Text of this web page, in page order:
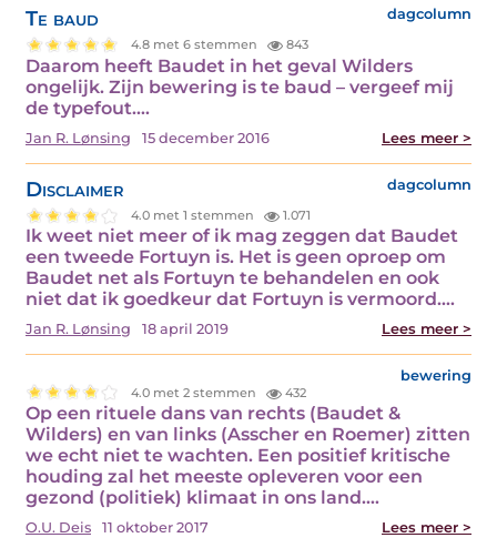
Te baud dagcolumn
4.8 met 6 stemmen 843
Daarom heeft Baudet in het geval Wilders
ongelijk. Zijn bewering is te baud – vergeef mij
de typefout.…
Jan R. Lønsing 15 december 2016 Lees meer >
Disclaimer dagcolumn
4.0 met 1 stemmen 1.071
Ik weet niet meer of ik mag zeggen dat Baudet
een tweede Fortuyn is. Het is geen oproep om
Baudet net als Fortuyn te behandelen en ook
niet dat ik goedkeur dat Fortuyn is vermoord.…
Jan R. Lønsing 18 april 2019 Lees meer >
bewering
4.0 met 2 stemmen 432
Op een rituele dans van rechts (Baudet &
Wilders) en van links (Asscher en Roemer) zitten
we echt niet te wachten. Een positief kritische
houding zal het meeste opleveren voor een
gezond (politiek) klimaat in ons land.…
O.U. Deis 11 oktober 2017 Lees meer >